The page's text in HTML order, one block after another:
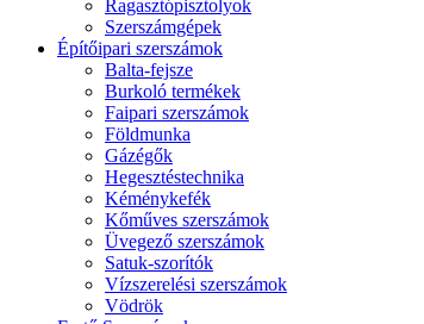
Ragasztópisztolyok
Szerszámgépek
Építőipari szerszámok
Balta-fejsze
Burkoló termékek
Faipari szerszámok
Földmunka
Gázégők
Hegesztéstechnika
Kéménykefék
Kőműves szerszámok
Üvegező szerszámok
Satuk-szorítók
Vízszerelési szerszámok
Vödrök